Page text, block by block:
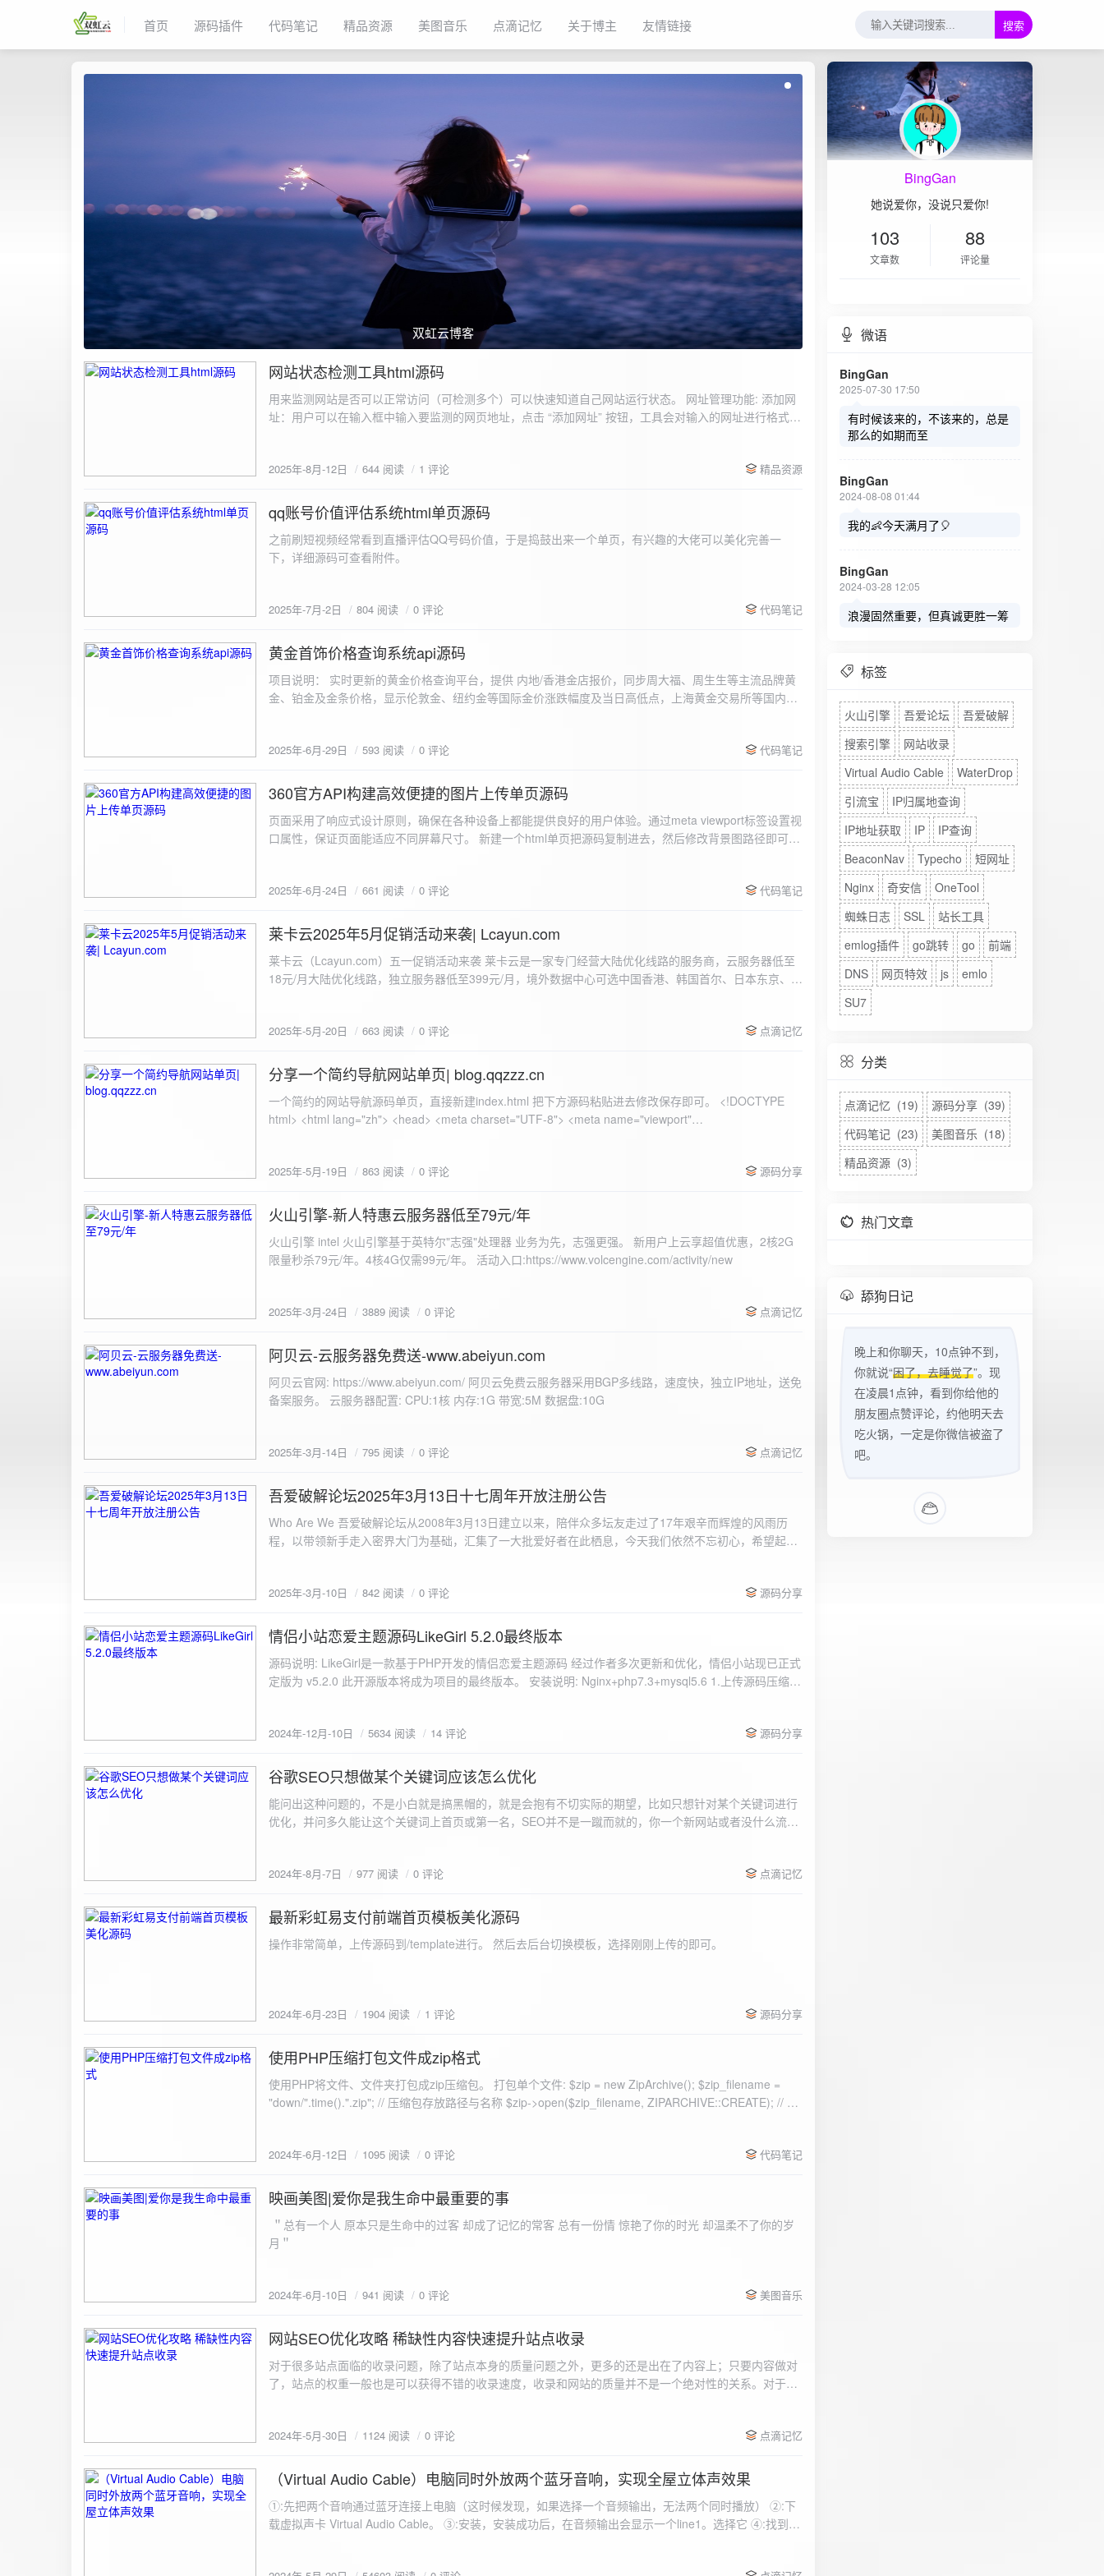
首页 源码插件 代码笔记 精品资源 美图音乐 点滴记忆 关于博主 友情链接 搜索
双虹云博客
2025-8-12
网站状态检测工具html源码
用来监测网站是否可以正常访问（可检测多个）可以快速知道自己网站运行状态。 网址管理功能: 添加网
址：用户可以在输入框中输入要监测的网页地址，点击 “添加网址” 按钮，工具会对输入的网址进行格式验
同时也会从筛选下拉框中移除该网址选项。筛选网址：右侧面板有一个 “筛选网址” 的下拉框，用户可以选
测功能： 设置监测间隔：用户可以在输入框中设置监测间隔时间（单位为秒），默认值为 60 秒。开始 /
停止监测：点击 “开始监测” 按钮，工具会立即对所有已添加的网址进行一次检测，之后按照设置的监测间
隔时间循环检测。点击 “停止监测” 按钮可停止监测。重试机制：在进行网址检测时，如果请求失败，会进
行最多 3 次重试，若重试后仍失败，则记录错误日志。日志记录与显示功能。 日志记录： 每次对网址进
会显示所有或筛选后的监测日志，正常状态的日志为黑色，异常状态的日志为红色。日志会自动滚动到最
2025年-8月-12日 644 阅读 1 评论 精品资源
2025-7-2
qq账号价值评估系统html单页源码
之前刷短视频经常看到直播评估QQ号码价值，于是捣鼓出来一个单页，有兴趣的大佬可以美化完善一
2025年-7月-2日 804 阅读 0 评论 代码笔记
2025-6-29
黄金首饰价格查询系统api源码
项目说明： 实时更新的黄金价格查询平台，提供 内地/香港金店报价，同步周大福、周生生等主流品牌黄
金、铂金及金条价格，显示伦敦金、纽约金等国际金价涨跌幅度及当日高低点，上海黄金交易所等国内黄
2025年-6月-29日 593 阅读 0 评论 代码笔记
2025-6-24
360官方API构建高效便捷的图片上传单页源码
页面采用了响应式设计原则，确保在各种设备上都能提供良好的用户体验。通过meta viewport标签设置视
口属性，保证页面能适应不同屏幕尺寸。 新建一个html单页把源码复制进去，然后修改背景图路径即可。
重置默认样式 */ * { margin: 0; padding: 0; box-sizing: border-box; } /* 设置页面的字体和添加背景图片 */
center fixed; /* 使用服务器上的路径 */ background-size: cover; /* 保证背景图片覆盖整个视窗 */ color:
#333; display: flex; justify-content: center; align-items: center; min-height: 100vh; margin: 0; } /* 容器样
式 */ .container { background-color: rgba(255, 255, 255, 0.9); /* 使用半透明白色背景，以便在图片背景
上更清晰地显示内容 */ padding: 30px; border-radius: 8px; box-shadow: 0 4px 8px rgba(0, 0, 0, 0.1);
padding: 8px; background-color: #f7f7f7; border: 1px solid #ccc; border-radius: 4px; font-size: 16px;
size: 16px; border: none; border-radius: 4px; cursor: pointer; transition: background-color 0.3s ease; }
100%; height: 30px; background-color: #ddd; border-radius: 4px; margin-top: 20px; overflow: hidden; }
.progress-fill { height: 100%; background-color: #4caf50; width: 0; line-height: 30px; text-align: center;
border-radius: 4px; background-color: #f9f9f9; font-size: 16px; color: #333; min-height: 40px; } /* 错误
或成功的提示信息样式 */ .result.success { border-color: #28a745; background-color: #e9f7e8; }
image { margin-top: 20px; max-width: 100%; height: auto; border-radius: 4px; border: 1px solid #ddd; }
</style> </head> <body> <div class="container"> <h2>图片上传-双虹云</h2> <form id="uploadForm">
<input type="file" id="fileInput" name="file" accept="image/*" required /> <button type="submit">上传文
document.getElementById('uploadForm'); const resultDiv = document.getElementById('result'); const
e.preventDefault(); const fileInput = document.getElementById('fileInput'); const file = fileInput.files[0]; if
(!file) { resultDiv.innerHTML = '<p class="error">请先选择文件！</p>'; return; } const formData = new
FormData(); formData.append('file', file); const xhr = new XMLHttpRequest(); xhr.open('POST',
'https://api.xinyew.cn/api/360tc', true); // 监听上传进度事件 xhr.upload.onprogress = function(event) { if
Math.round(percentComplete) + '%'; } }; xhr.onload = function() { if (xhr.status === 200) { const data =
图片链接: <a href="${data.data.url}" target="_blank">${data.data.url}</a></p> <p>图片文件名:
${data.data.imgFile}</p> <img src="${data.data.url}" alt="上传的图片" class="uploaded-image" /> `; }
else { resultDiv.innerHTML = `<p class="error">${data.error}</p>`; } } else { resultDiv.innerHTML = `<p
class="error">请求失败：${xhr.statusText}</p>`; } }; xhr.onerror = function() { resultDiv.innerHTML =
2025年-6月-24日 661 阅读 0 评论 代码笔记
2025-5-20
莱卡云2025年5月促销活动来袭| Lcayun.com
莱卡云（Lcayun.com）五一促销活动来袭 莱卡云是一家专门经营大陆优化线路的服务商，云服务器低至
18元/月大陆优化线路，独立服务器低至399元/月，境外数据中心可选中国香港、韩国首尔、日本东京、美
https://www.lcayun.com/actcloud.html
2025年-5月-20日 663 阅读 0 评论 点滴记忆
2025-5-19
分享一个简约导航网站单页| blog.qqzzz.cn
一个简约的网站导航源码单页，直接新建index.html 把下方源码粘贴进去修改保存即可。 <!DOCTYPE html> <html lang="zh"> <head> <meta charset="UTF-8"> <meta name="viewport" content="width=device-width, initial-scale=1.0"> <title>导航网站 -blog.qqzzz.cn</title> <meta name="keywords" content="双虹云博客"> <meta name="description" content="双虹云博客。"> <meta name="author" content="导航网站"> <meta name="robots" content="index,follow"> <meta property="og:title" content="导航网站 - "> <meta property="og:description" content="双虹云。"> <meta property="og:type" content="website"> <link rel="icon" href="https://blog.qqzzz.cn/favicon.ico" type="image/x-icon"> <link rel="shortcut icon" href="https://blog.qqzzz.cn/favicon.ico" type="image/x-icon"> <style> /* 基础样式 */ * { margin: 0; padding: 0; box-sizing: border-box; } /* 主体样式 */ body { background: #f0f2f5; font-family: 'Microsoft YaHei', -apple-system, BlinkMacSystemFont, sans-serif; margin: 0; padding: 0; min-height: 100vh; overflow-x: hidden; position: relative; display: flex; flex-direction: column; } /* 容器样式 */ .container { max-width: 1200px; margin: 0 auto; padding: 20px; flex: 1; display: flex; flex-direction: column; align-items: center; width: 100%; } /* 主盒子样式 */ .main-box { background: white; box-shadow: 0 2px 12px rgba(0, 0, 0, 0.08); border-radius: 24px; border: 1px solid #e9ecef; width: 100%; max-width: 1000px; padding: 30px; margin: 0 auto 15px; transition: all 0.3s ease; position: relative; z-index: 2; } .main-box:hover { transform: translateY(-2px); box-shadow: 0 6px 25px rgba(0, 0, 0, 0.2); } /* 头部样式 */ .header { text-align: center; margin-bottom: 20px; padding-bottom: 15px; border-bottom: 1px solid rgba(255, 255, 255, 0.2); } .header h1 { font-size: 32px; background: linear-gradient(120deg, #2b5876 0%, #4e4376 100%); -webkit-background-clip: text; -webkit-text-fill-color: transparent; margin-bottom: 15px; } /* 提示框样式 */ .notice { background: transparent; padding: 0 25px; border-radius: 12px; margin-bottom: 15px; white-space: nowrap; overflow: hidden; text-overflow: ellipsis; } .notice p { color: #4facfe; font-size: 16px; line-height: 1; font-weight: bold; letter-spacing: 0.5px; margin: 0; } /* 流量卡领取样式 */ .flow-card, .flow-card-top { background: linear-gradient(120deg, #4facfe 0%, #00f2fe 100%); box-shadow: 0 3px 15px rgba(0, 0, 0, 0.1); border-radius: 12px; padding: 10px 15px; margin-bottom: 10px; text-align: center; position: relative; overflow: hidden; display: flex; justify-content: space-between; align-items: center; } .flow-card::before, .flow-card-top::before { content: ''; position: absolute; top: -10px; right: -10px; width: 80px; height: 80px; background: rgba(255, 255, 255, 0.1); border-radius: 50%; } .flow-card .text-content, .flow-card-top h3 { flex: 1; text-align: left; color: #ffffff; font-size: 16px; margin: 0; } .flow-card h2 { color: #ffffff; font-size: 18px; margin-bottom: 4px; font-weight: 600; } .flow-card p { color: rgba(255, 255, 255, 0.9); font-size: 14px; margin-bottom: 0; } .flow-card a, .flow-card-top a { display: inline-block; background: #ffffff; color: #2b5876; padding: 8px 0; border-radius: 50px; font-size: 15px; cursor: pointer; transition: all 0.3s ease; font-weight: 600; text-decoration: none; box-shadow: 0 4px 10px rgba(0, 0, 0, 0.1); margin: 0 5px; white-space: nowrap; width: 110px; text-align: center; } /* 所有按钮统一样式 */ .flow-card .buttons a, .flow-card-top .buttons a { background: #ffffff; color: #2b5876; } .flow-card .buttons a:hover, .flow-card-top .buttons a:hover { background: #f8f9fa; transform: translateY(-2px); box-shadow: 0 6px 15px rgba(0, 0, 0, 0.2); } .flow-card .buttons, .flow-card-top .buttons { display: flex; align-items: center; justify-content: flex-end; flex-wrap: nowrap; } .flow-card a:hover, .flow-card-top a:hover { transform: translateY(-2px); box-shadow: 0 6px 15px rgba(0, 0, 0, 0.2); background: #f8f9fa; } .flow-card-top { margin-bottom: 10px; } /* 导航网格样式 */ .nav-grid { display: grid; grid-template-columns: repeat(2, 1fr); gap: 25px; width: 100%; margin: 0 auto; padding: 0; } /* 导航项样式 */ .nav-item { background: hsl(230, 10%, 33%); border-radius: 12px; padding: 12px; text-align: center; box-shadow: none; transition: all 0.3s ease; min-height: 75px; position: relative; } .nav-item:hover { transform: none; background: hsl(230, 10%, 38%); } .nav-item a { text-decoration: none; color: inherit; display: block; text-align: center; } .nav-item h3 { color: #ffffff; font-size: 17px; margin-bottom: 8px; } .nav-item p { color: rgba(255, 255, 255, 0.9); font-size: 16px; margin-bottom: 4px; } .nav-item .status { position: absolute; bottom: -20px; left: 0; right: 0; color: #ff6b6b; font-size: 12px; text-align: center; font-weight: 500; } /* 底部导航样式 */ .float-nav { display: none; } @media (max-width: 768px) { body { padding-bottom: 20px; } .container { padding: 10px; } .main-box { padding: 15px; margin: 5px; } .header { margin-bottom: 15px; padding-bottom: 10px; } .nav-grid { gap: 15px; } .flow-card, .flow-card-top { padding: 12px; margin-bottom: 10px; flex-direction: column; } .flow-card .text-content, .flow-card-top h3 { text-align: center; margin-bottom: 12px; font-size: 16px; } .flow-card h2 { font-size: 16px; margin-bottom: 5px; text-align: center; } .flow-card p { font-size: 13px; text-align: center; padding: 0 5px; } .flow-card a, .flow-card-top a, .flow-card .buttons a, .flow-card-top .buttons a { padding: 7px 0; font-size: 14px; margin: 0 4px; width: 95px; text-align: center; background: #ffffff; color: #2b5876; } .flow-card .buttons, .flow-card-top .buttons { justify-content: center; width: 100%; margin-top: 5px; } .nav-item { padding: 12px; min-height: 70px; width: 100%; } .header h1 { font-size: 24px; } .notice p { font-size: 14px; } .copyright { padding: 10px 0; font-size: 12px; } } /* 版权信息样式 */ .copyright { text-align: center; padding: 15px 0; color: #6c757d; font-size: 13px; letter-spacing: 0.5px; width: 100%; max-width: 1200px; margin: 0 auto; } /* 弹窗样式 */ .modal-overlay { position: fixed; top: 0; left: 0; right: 0; bottom: 0; background: rgba(0, 0, 0, 0.4); display: flex; justify-content: center; align-items: center; z-index: 10000; } .modal { background: white; border: 1px solid #e9ecef; padding: 25px; border-radius: 15px; width: 90%; max-width: 3
2025年-5月-19日 863 阅读 0 评论 源码分享
2025-3-24
火山引擎-新人特惠云服务器低至79元/年
火山引擎 intel 火山引擎基于英特尔"志强"处理器 业务为先，志强更强。 新用户上云享超值优惠，2核2G
限量秒杀79元/年。4核4G仅需99元/年。 活动入口:https://www.volcengine.com/activity/new
2025年-3月-24日 3889 阅读 0 评论 点滴记忆
2025-3-14
阿贝云-云服务器免费送-www.abeiyun.com
阿贝云官网: https://www.abeiyun.com/ 阿贝云免费云服务器采用BGP多线路，速度快，独立IP地址，送免
备案服务。 云服务器配置: CPU:1核 内存:1G 带宽:5M 数据盘:10G
2025年-3月-14日 795 阅读 0 评论 点滴记忆
2025-3-10
吾爱破解论坛2025年3月13日十七周年开放注册公告
Who Are We 吾爱破解论坛从2008年3月13日建立以来，陪伴众多坛友走过了17年艰辛而辉煌的风雨历
程，以带领新手走入密界大门为基础，汇集了一大批爱好者在此栖息，今天我们依然不忘初心，希望起到
严格的处理措施。在您注册前，请认真阅读注册须知以及社区的总版规，以便更好地适应和享受我们的社
www.52pojie.cn
2025年-3月-10日 842 阅读 0 评论 源码分享
2024-12-10
情侣小站恋爱主题源码LikeGirl 5.2.0最终版本
源码说明: LikeGirl是一款基于PHP开发的情侣恋爱主题源码 经过作者多次更新和优化，情侣小站现已正式
定版为 v5.2.0 此开源版本将成为项目的最终版本。 安装说明: Nginx+php7.3+mysql5.6 1.上传源码压缩包
2024年-12月-10日 5634 阅读 14 评论 源码分享
2024-8-7
谷歌SEO只想做某个关键词应该怎么优化
能问出这种问题的，不是小白就是搞黑帽的，就是会抱有不切实际的期望，比如只想针对某个关键词进行
优化，并问多久能让这个关键词上首页或第一名，SEO并不是一蹴而就的，你一个新网站或者没什么流量
2024年-8月-7日 977 阅读 0 评论 点滴记忆
2024-6-23
最新彩虹易支付前端首页模板美化源码
操作非常简单，上传源码到/template进行。 然后去后台切换模板，选择刚刚上传的即可。
2024年-6月-23日 1904 阅读 1 评论 源码分享
2024-6-12
使用PHP压缩打包文件成zip格式
使用PHP将文件、文件夹打包成zip压缩包。 打包单个文件: $zip = new ZipArchive(); $zip_filename =
"down/".time().".zip"; // 压缩包存放路径与名称 $zip->open($zip_filename, ZIPARCHIVE::CREATE); // 打
数可以改为 basename("img/logon2.png),也就是原文件所在的路径 $zip-
= array( "img/1.jpg", "img/2.jpg", ); $filename = "down/img.zip"; // 压缩包存放路径与名称 $zip = new
ZipArchive(); $zip->open($filename,ZipArchive::CREATE); //打开压缩包 //遍历文件 foreach($fileList as
$file){ $zip->addFile($file,basename($file)); //向压缩包中添加文件 } $zip->close(); //关闭压缩包 打包某
个文件夹（包含子文件夹）: <?php /** * @param $path 文件夹路径 * @param $zip zip 对象 */ function
为'.'和‘..’，不要对他们进行操作 if (is_dir($path . "/" . $filename)) { // 如果读取的某个对象是文件夹，则递
$filename); } } } } $zip = new ZipArchive(); $zip_filename = "down/files.zip"; // 压缩包存放路径与名称
压缩包中 addFileToZip("img",$zip);
2024年-6月-12日 1095 阅读 0 评论 代码笔记
2024-6-10
映画美图|爱你是我生命中最重要的事
＂总有一个人 原本只是生命中的过客 却成了记忆的常客 总有一份情 惊艳了你的时光 却温柔不了你的岁
月＂
2024年-6月-10日 941 阅读 0 评论 美图音乐
2024-5-30
网站SEO优化攻略 稀缺性内容快速提升站点收录
对于很多站点面临的收录问题，除了站点本身的质量问题之外，更多的还是出在了内容上；只要内容做对
了，站点的权重一般也是可以获得不错的收录速度，收录和网站的质量并不是一个绝对性的关系。对于质
2024年-5月-30日 1124 阅读 0 评论 点滴记忆
2024-5-29
（Virtual Audio Cable）电脑同时外放两个蓝牙音响，实现全屋立体声效果
①:先把两个音响通过蓝牙连接上电脑（这时候发现，如果选择一个音频输出，无法两个同时播放） ②:下
载虚拟声卡 Virtual Audio Cable。 ③:安装，安装成功后，在音频输出会显示一个line1。选择它 ④:找到安
BingGan
她说爱你，没说只爱你!
103
文章数
88
评论量
微语
BingGan
2025-07-30 17:50
有时候该来的，不该来的，总是
那么的如期而至
BingGan
2024-08-08 01:44
我的👶今天满月了🎈
BingGan
2024-03-28 12:05
浪漫固然重要，但真诚更胜一筹
标签
火山引擎 吾爱论坛
吾爱破解
搜索引擎
网站收录
Virtual Audio Cable
WaterDrop
引流宝
IP归属地查询
IP地址获取
IP
IP查询
BeaconNav
Typecho
短网址
Nginx
奇安信
OneTool
蜘蛛日志
SSL
站长工具
emlog插件
go跳转 go
前端
DNS
网页特效 js
emlo
SU7
分类
点滴记忆 (19)
源码分享 (39)
代码笔记 (23)
美图音乐 (18)
精品资源 (3)
热门文章
舔狗日记
晚上和你聊天，10点钟不到，
你就说“困了，去睡觉了”。现
在凌晨1点钟，看到你给他的
朋友圈点赞评论，约他明天去
吃火锅，一定是你微信被盗了
吧。